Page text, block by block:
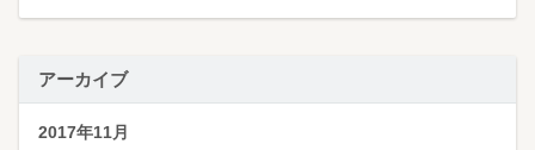
アーカイブ
2017年11月